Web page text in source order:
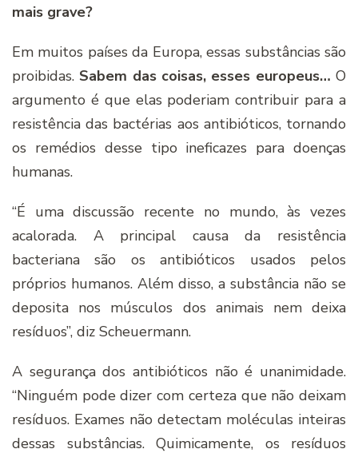
mais grave?
Em muitos paí­ses da Europa, essas substâncias são
proibidas. Sabem das coisas, esses europeus… O
argumento é que elas poderiam contribuir para a
resistência das bactérias aos antibióticos, tornando
os remédios desse tipo ineficazes para doenças
humanas.
“É uma discussão recente no mundo, às vezes
acalorada. A principal causa da resistência
bacteriana são os antibióticos usados pelos
próprios humanos. Além disso, a substância não se
deposita nos músculos dos animais nem deixa
resíduos”, diz Scheuermann.
A segurança dos antibióticos não é unanimidade.
“Ninguém pode dizer com certeza que não deixam
resíduos. Exames não detectam moléculas inteiras
dessas substâncias. Quimicamente, os resíduos